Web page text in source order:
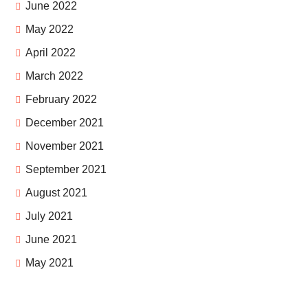
June 2022
May 2022
April 2022
March 2022
February 2022
December 2021
November 2021
September 2021
August 2021
July 2021
June 2021
May 2021